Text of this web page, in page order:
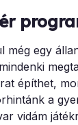
még egy
építhet,
a
vidám